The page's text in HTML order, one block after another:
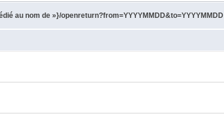
au nom de »}/openreturn?from=YYYYMMDD&to=YYYYMMDD